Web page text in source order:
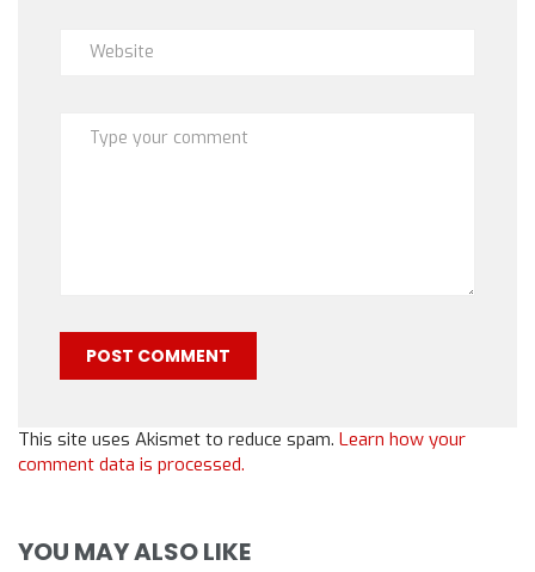
This site uses Akismet to reduce spam. Learn how your
comment data is processed.
YOU MAY ALSO LIKE